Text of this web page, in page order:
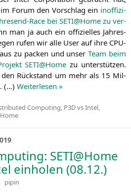
Forum den Vor­schlag ein inof­fi­zi­
Race bei SETI@Home zu ver­
man ja auch ein offi­zi­el­les Jah­res­
rufen wir alle User auf ihre CPU-
zu packen und unserTeam beim
SETI@Home zu unter­stüt­zen.
Rück­stand um mehr als 15 Mil­
(…) Wei­ter­le­sen »
Computing P3D vs Intel
SETI@Home
einholen (08.12.)
Verfasst
von
pipin